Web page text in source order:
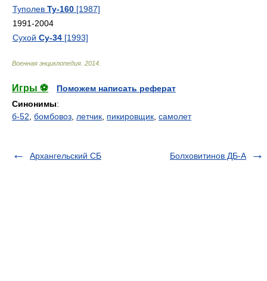
Туполев Ту-160 [1987]
1991-2004
Сухой Су-34 [1993]
Военная энциклопедия 2014
Игры ⚽
Поможем написать реферат
Синонимы:
б-52 бомбовоз летчик пикировщик самолет
Архангельский СБ Болховитинов ДБ-А